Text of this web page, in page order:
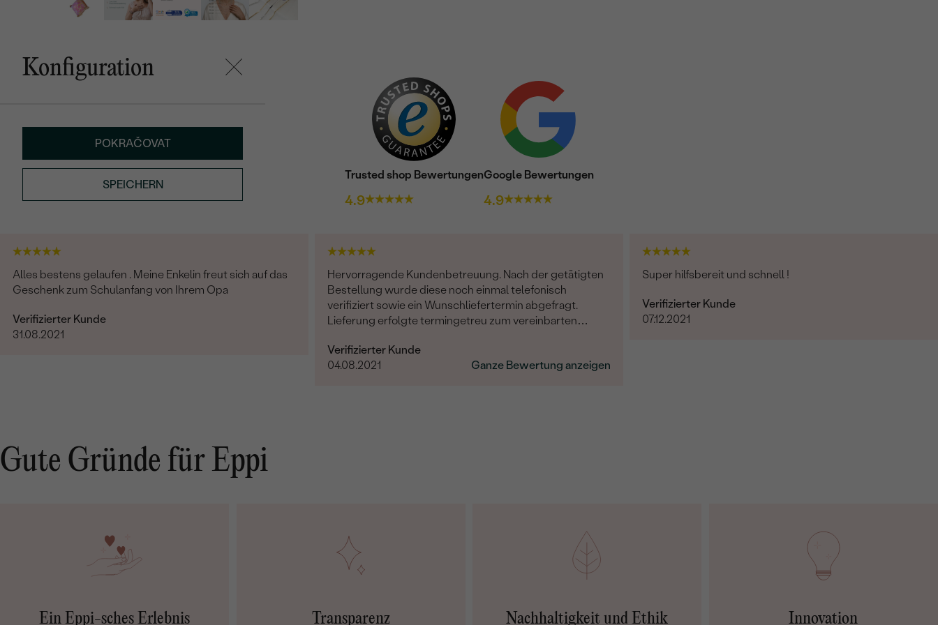
Konfiguration
POKRAČOVAT
SPEICHERN
Trusted shop Bewertungen
4.9
Google Bewertungen
4.9
Alles bestens gelaufen . Meine Enkelin freut sich auf das
Geschenk zum Schulanfang von Ihrem Opa
Verifizierter Kunde
31.08.2021
Hervorragende Kundenbetreuung. Nach der getätigten
Bestellung wurde diese noch einmal telefonisch
verifiziert sowie ein Wunschliefertermin abgefragt.
Lieferung erfolgte termingetreu zum vereinbarten
und hochwertig. Bin mit Allem äußerst zufrieden und
kann Eppi nur weiterempfehlen.
Verifizierter Kunde
04.08.2021
Ganze Bewertung anzeigen
Super hilfsbereit und schnell !
Verifizierter Kunde
07.12.2021
Gute Gründe für Eppi
Ein Eppi-sches Erlebnis Transparenz Nachhaltigkeit und Ethik Innovation